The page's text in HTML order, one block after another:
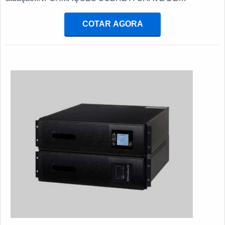
chave de transferência automática ats em uma empresa
inovadora, acha o site da E. C. A. Equipamentos
Eletrônicos. Na companhia é possível encontrar
para gerador, focando em tecnologia e desenvolvimento no
ter a exatidão em orçar com empresas que prezam por
produtos e serviços que tenham ótima qualidade e precisão,
detalhes que passam despercebidos e podem gerar
prejuízo futuros para os clientes.É importante lembrar que o
produto deve sempre ser adquirido com empresas
especializadas no segmento. Esse tipo de cuidado ajuda a
garantir a qualidade e durabilidade dos materiais, além de
evitar prejuízos com substituições frequentes de produtos
COTAR AGORA